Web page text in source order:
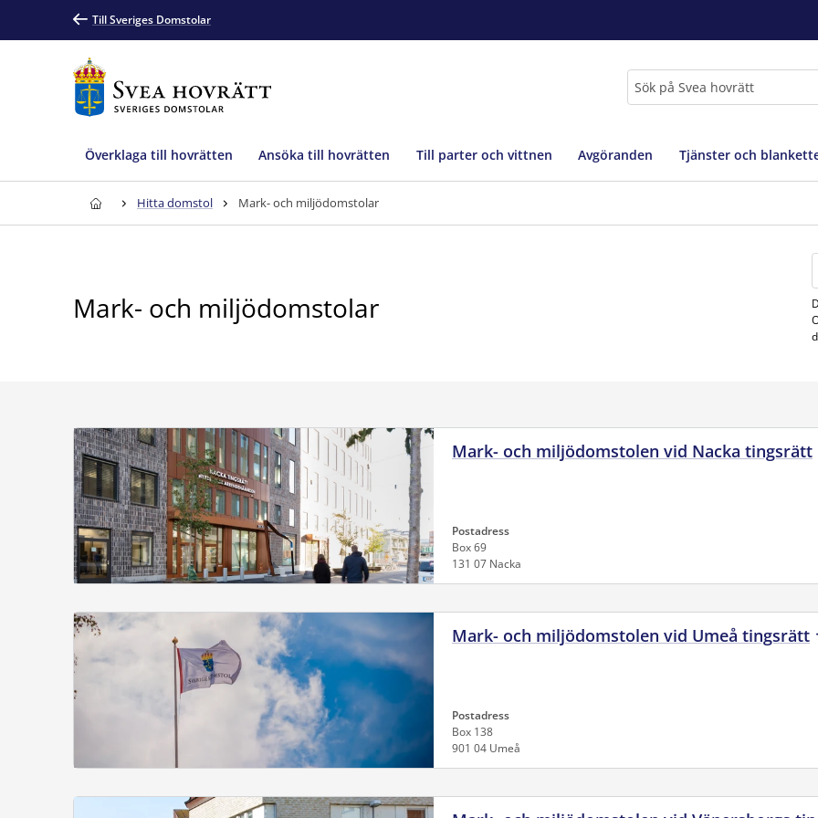
Till Sveriges Domstolar
Överklaga till hovrätten Ansöka till hovrätten Till parter och vittnen Avgöranden Tjänster och
Hitta domstol Mark- och miljödomstolar
Mark- och miljödomstolar
Mark- och miljödomstolen vid Nacka tingsrätt
Postadress
Box 69
131 07 Nacka
Mark- och miljödomstolen vid Umeå tingsrätt
Postadress
Box 138
901 04 Umeå